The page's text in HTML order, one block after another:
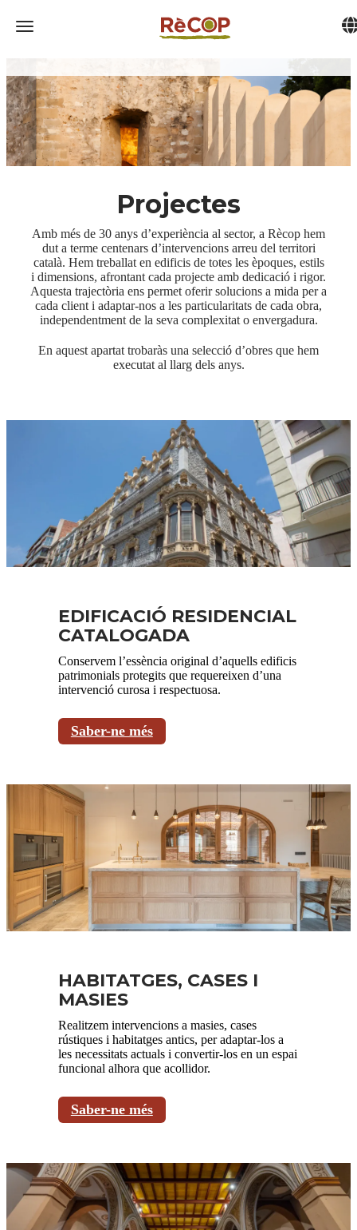
Toggle navigation
Projectes
Amb més de 30 anys d’experiència al sector, a Rècop hem
dut a terme centenars d’intervencions arreu del territori
català. Hem treballat en edificis de totes les èpoques, estils
i dimensions, afrontant cada projecte amb dedicació i rigor.
Aquesta trajectòria ens permet oferir solucions a mida per a
cada client i adaptar-nos a les particularitats de cada obra,
independentment de la seva complexitat o envergadura.
En aquest apartat trobaràs una selecció d’obres que hem
executat al llarg dels anys.
EDIFICACIÓ RESIDENCIAL
CATALOGADA
Conservem l’essència original d’aquells edificis
patrimonials protegits que requereixen d’una
intervenció curosa i respectuosa.
Saber-ne més
HABITATGES, CASES I
MASIES
Realitzem intervencions a masies, cases
rústiques i habitatges antics, per adaptar-los a
les necessitats actuals i convertir-los en un espai
funcional alhora que acollidor.
Saber-ne més